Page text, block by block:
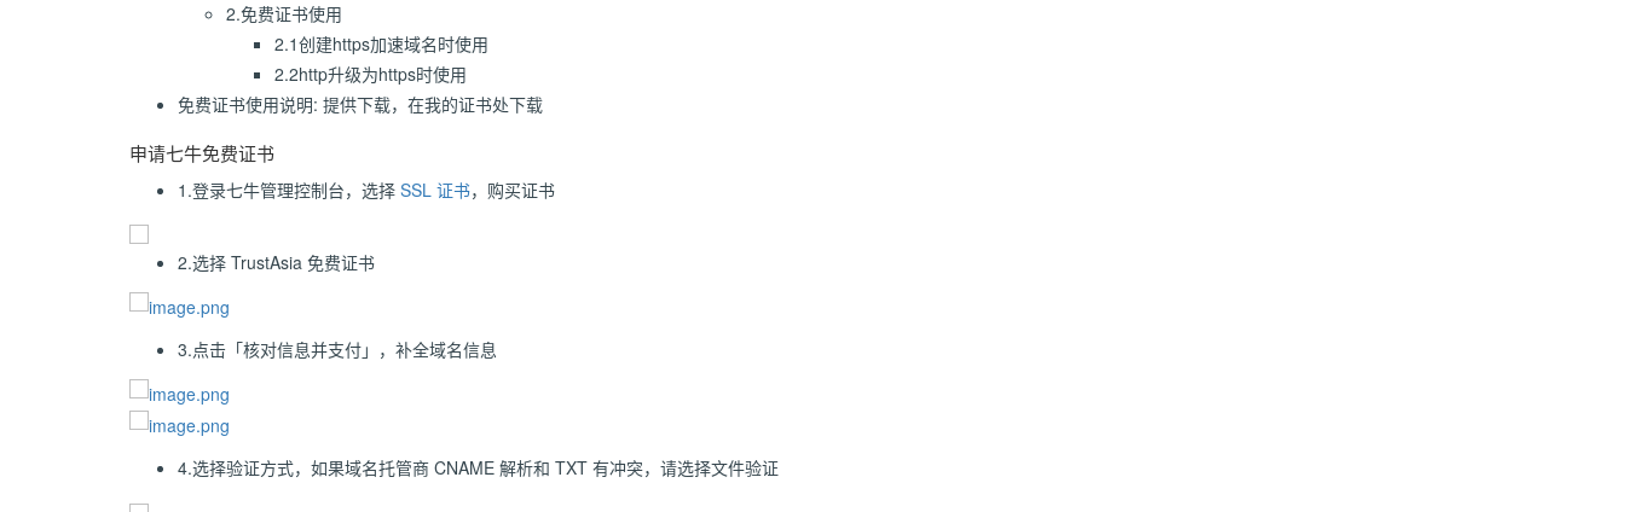
2.免费证书使用
2.1创建https加速域名时使用
2.2http升级为https时使用
免费证书使用说明: 提供下载，在我的证书处下载
申请七牛免费证书
1.登录七牛管理控制台，选择 SSL 证书，购买证书
2.选择 TrustAsia 免费证书
3.点击「核对信息并支付」，补全域名信息
4.选择验证方式，如果域名托管商 CNAME 解析和 TXT 有冲突，请选择文件验证